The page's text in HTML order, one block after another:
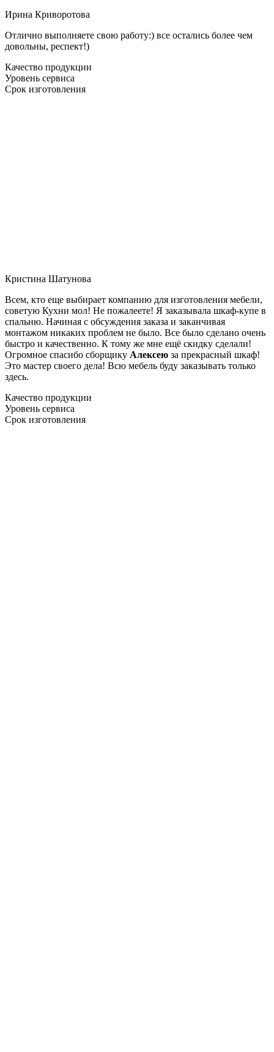
Ирина Криворотова
Отлично выполняете свою работу:) все остались более чем
довольны, респект!)
Качество продукции
Уровень сервиса
Срок изготовления
Кристина Шатунова
Всем, кто еще выбирает компанию для изготовления мебели,
советую Кухни мол! Не пожалеете! Я заказывала шкаф-купе в
спальню. Начиная с обсуждения заказа и заканчивая
монтажом никаких проблем не было. Все было сделано очень
быстро и качественно. К тому же мне ещё скидку сделали!
Огромное спасибо сборщику Алексею за прекрасный шкаф!
Это мастер своего дела! Всю мебель буду заказывать только
здесь.
Качество продукции
Уровень сервиса
Срок изготовления